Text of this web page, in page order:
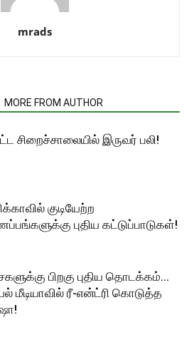
mrads
MORE FROM AUTHOR
சிறைச்சாலையில் இருவர் பலி!
குடியேற்ற
புதிய கட்டுப்பாடுகள்!
பிறகு புதிய தொடக்கம்…
மீடியாவில் ரீ-என்ட்ரி கொடுத்த